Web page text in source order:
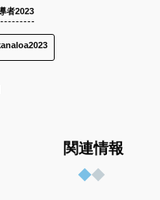
者2023
関連情報